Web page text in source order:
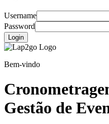
Username
Password
Login
Bem-vindo
Gestão de